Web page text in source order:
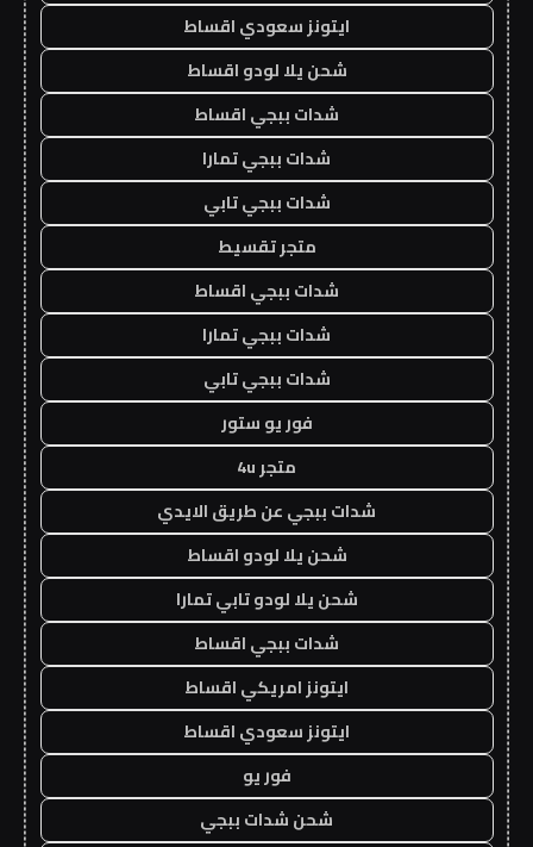
ايتونز سعودي اقساط
شحن يلا لودو اقساط
شدات ببجي اقساط
شدات ببجي تمارا
شدات ببجي تابي
متجر تقسيط
شدات ببجي اقساط
شدات ببجي تمارا
شدات ببجي تابي
فور يو ستور
متجر 4u
شدات ببجي عن طريق الايدي
شحن يلا لودو اقساط
شحن يلا لودو تابي تمارا
شدات ببجي اقساط
ايتونز امريكي اقساط
ايتونز سعودي اقساط
فور يو
شحن شدات ببجي